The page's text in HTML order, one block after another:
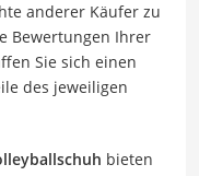
anderer Käufer zu
Bewertungen Ihrer
Sie sich einen
des jeweiligen
bieten